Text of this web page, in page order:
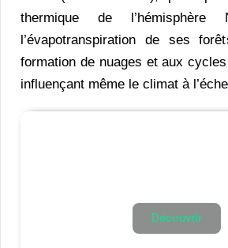
thermique de
l’évapotranspiration de ses
formation de nuages et aux
influençant même le climat à
Découvrir